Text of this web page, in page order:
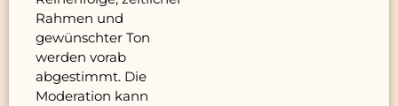
Rahmen und
gewünschter Ton
werden vorab
abgestimmt. Die
Moderation kann